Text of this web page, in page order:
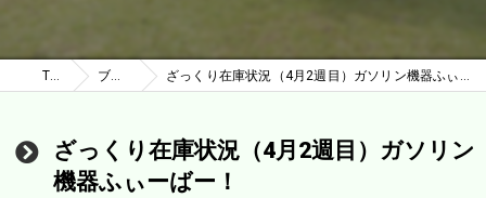
TOP ブログ ざっくり在庫状況（4月2週目）ガソリン機器ふぃーばー！
ざっくり在庫状況（4月2週目）ガソリン
機器ふぃーばー！